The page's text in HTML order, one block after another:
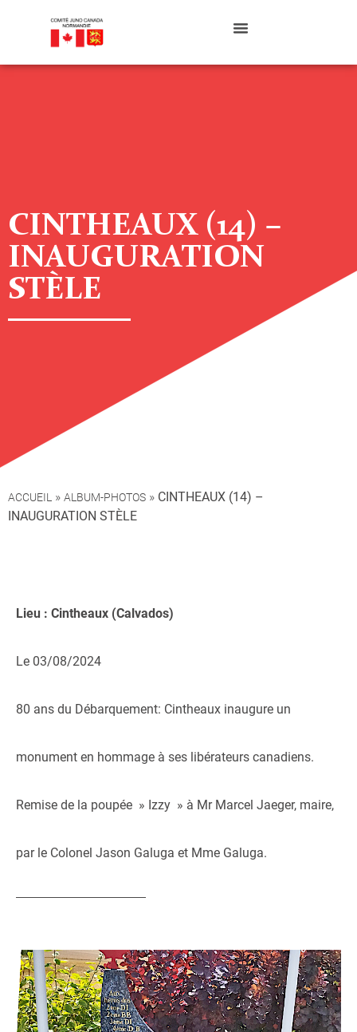
CINTHEAUX (14) –
INAUGURATION
STÈLE
ACCUEIL » ALBUM-PHOTOS » CINTHEAUX (14) –
INAUGURATION STÈLE
Lieu : Cintheaux (Calvados)
Le 03/08/2024
80 ans du Débarquement: Cintheaux inaugure un
monument en hommage à ses libérateurs canadiens.
Remise de la poupée » Izzy » à Mr Marcel Jaeger, maire,
par le Colonel Jason Galuga et Mme Galuga.